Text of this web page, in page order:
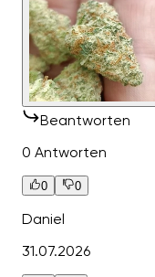
Beantworten
0 Antworten
0 0
Daniel
31.07.2026